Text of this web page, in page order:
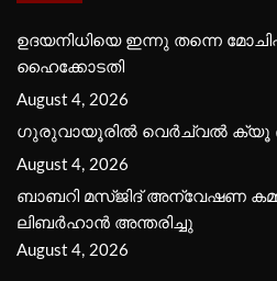
ഉദയനിധിയെ ഇന്നു തന്നെ
ഹൈക്കോടതി
August 4, 2026
ഗുരുവായൂരില്‍ വെര്‍ച്വല്‍ ക്യൂ
August 4, 2026
ബാബറി മസ്ജിദ് അന്വേഷണ
ലിബര്‍ഹാന്‍ അന്തരിച്ചു
August 4, 2026